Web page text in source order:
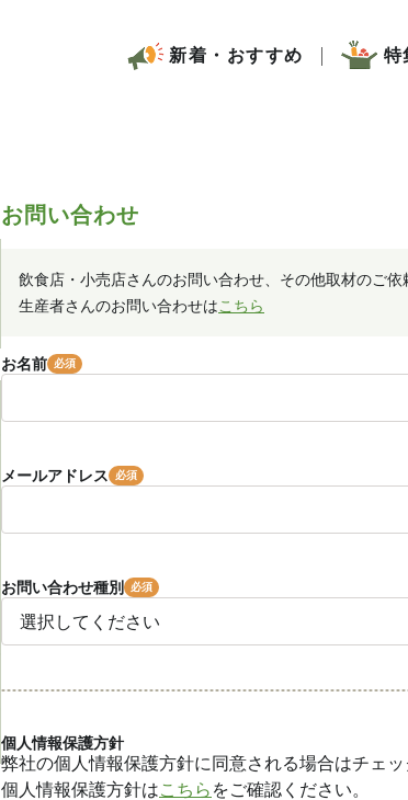
新着・おすすめ 特
お問い合わせ
飲食店・小売店さんのお問い合わせ、その他取材のご依
生産者さんのお問い合わせはこちら
お名前
メールアドレス
お問い合わせ種別
個人情報保護方針
弊社の個人情報保護方針に同意される場合はチェ
個人情報保護方針はこちら をご確認ください。